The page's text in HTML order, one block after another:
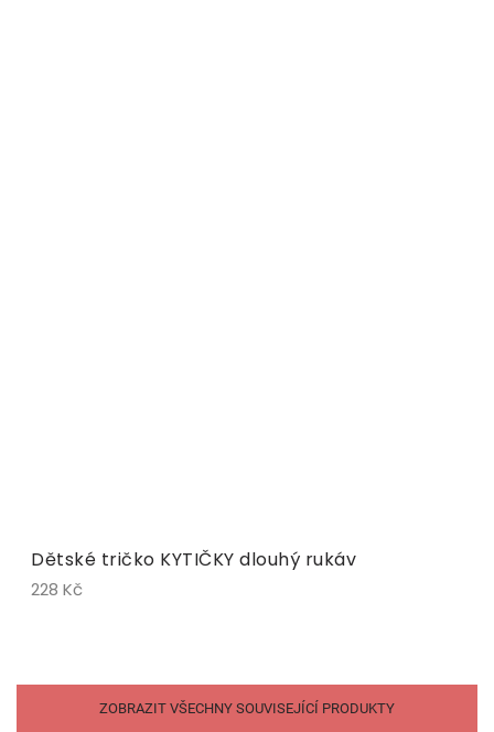
Dětské tričko KYTIČKY dlouhý rukáv
228 Kč
ZOBRAZIT VŠECHNY SOUVISEJÍCÍ PRODUKTY